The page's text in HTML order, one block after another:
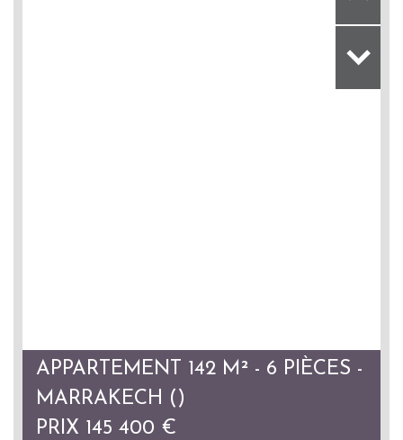
APPARTEMENT 142 M² - 6 PIÈCES -
MARRAKECH ()
PRIX 145 400 €